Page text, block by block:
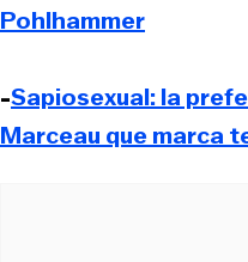
Pohlhammer
-Sapiosexual: la
Marceau que marca